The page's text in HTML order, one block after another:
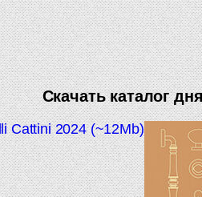
Скачать каталог
Cattini 2024 (~12Mb)